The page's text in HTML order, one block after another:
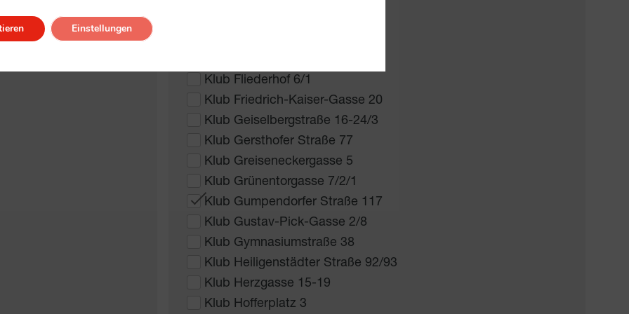
Klub Fliederhof 6/1
Klub Friedrich-Kaiser-Gasse 20
Klub Geiselbergstraße 16-24/3
Klub Gersthofer Straße 77
Klub Greiseneckergasse 5
Klub Grünentorgasse 7/2/1
Klub Gumpendorfer Straße 117
Klub Gustav-Pick-Gasse 2/8
Klub Gymnasiumstraße 38
Klub Heiligenstädter Straße 92/93
Klub Herzgasse 15-19
Klub Hofferplatz 3
Einstellungen